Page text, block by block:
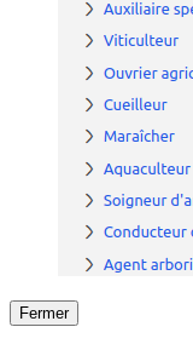
Fermer